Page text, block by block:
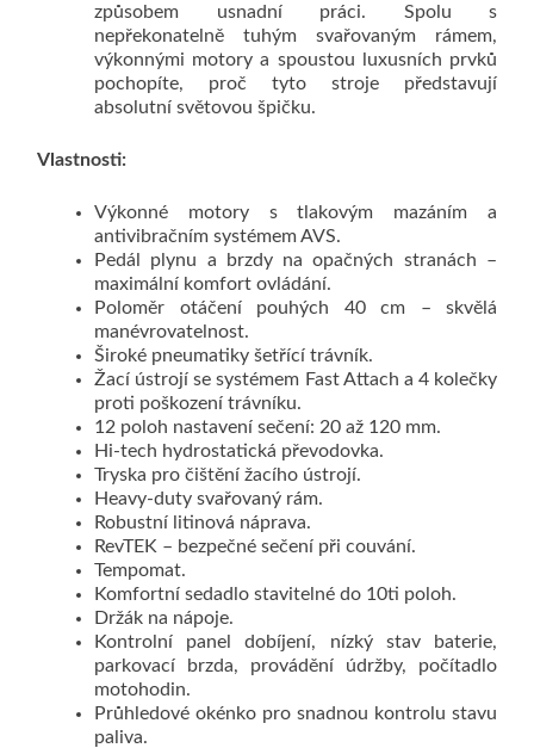
způsobem usnadní práci. Spolu s
nepřekonatelně tuhým svařovaným rámem,
výkonnými motory a spoustou luxusních prvků
pochopíte, proč tyto stroje představují
absolutní světovou špičku.
Vlastnosti:
Výkonné motory s tlakovým mazáním a
antivibračním systémem AVS.
Pedál plynu a brzdy na opačných stranách –
maximální komfort ovládání.
Poloměr otáčení pouhých 40 cm – skvělá
manévrovatelnost.
Široké pneumatiky šetřící trávník.
Žací ústrojí se systémem Fast Attach a 4 kolečky
proti poškození trávníku.
12 poloh nastavení sečení: 20 až 120 mm.
Hi-tech hydrostatická převodovka.
Tryska pro čištění žacího ústrojí.
Heavy-duty svařovaný rám.
Robustní litinová náprava.
RevTEK – bezpečné sečení při couvání.
Tempomat.
Komfortní sedadlo stavitelné do 10ti poloh.
Držák na nápoje.
Kontrolní panel dobíjení, nízký stav baterie,
parkovací brzda, provádění údržby, počítadlo
motohodin.
Průhledové okénko pro snadnou kontrolu stavu
paliva.